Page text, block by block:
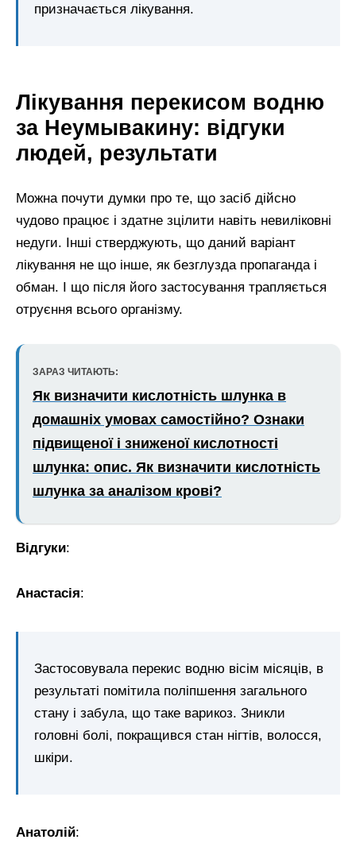
призначається лікування.
Лікування перекисом водню
за Неумывакину: відгуки
людей, результати
Можна почути думки про те, що засіб дійсно
чудово працює і здатне зцілити навіть невиліковні
недуги. Інші стверджують, що даний варіант
лікування не що інше, як безглузда пропаганда і
обман. І що після його застосування трапляється
отруєння всього організму.
ЗАРАЗ ЧИТАЮТЬ:
Як визначити кислотність шлунка в
домашніх умовах самостійно? Ознаки
підвищеної і зниженої кислотності
шлунка: опис. Як визначити кислотність
шлунка за аналізом крові?
Відгуки:
Анастасія:
Застосовувала перекис водню вісім місяців, в
результаті помітила поліпшення загального
стану і забула, що таке варикоз. Зникли
головні болі, покращився стан нігтів, волосся,
шкіри.
Анатолій: